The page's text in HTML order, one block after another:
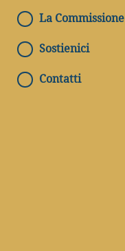
La Commissione
Sostienici
Contatti